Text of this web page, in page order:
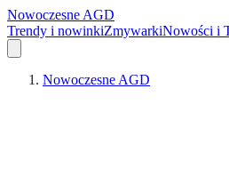
Nowoczesne AGD
Trendy i nowinkiZmywarkiNowości i
Nowoczesne AGD